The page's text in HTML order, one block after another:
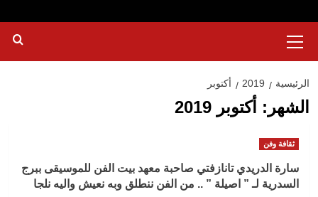
الرئيسية
الرئيسية 2019 أكتوبر
الشهر: أكتوبر 2019
ثقافة وفن
سارة الدريدي تانازفتي صاحبة معهد بيت الفن للموسيقى ببرج
السدرية لـ ” اصيلة ” .. من الفن ننطلق وبه نعيش واليه نلجا